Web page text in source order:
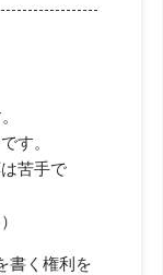
す。
苦手で
書く権利を